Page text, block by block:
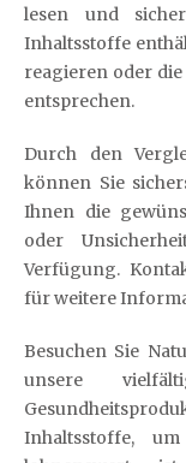
lesen und
Inhaltsstoffe
reagieren oder
entsprechen.
Durch den
können Sie
Ihnen die
oder
Verfügung.
für weitere
Besuchen Sie
unsere
Inhaltsstoffe,